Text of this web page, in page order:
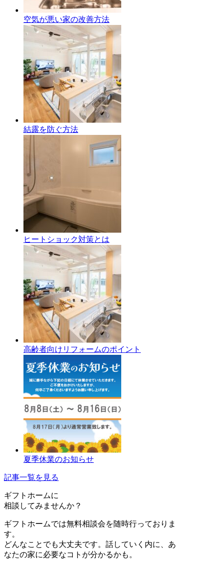
空気が悪い家の改善方法
結露を防ぐ方法
ヒートショック対策とは
高齢者向けリフォームのポイント
夏季休業のお知らせ
記事一覧を見る
ギフトホームに
相談 してみませんか？
ギフトホームでは無料相談会を随時行っておりま
す。
どんなことでも大丈夫です。話していく内に、あ
なたの家に必要なコトが分かるかも。